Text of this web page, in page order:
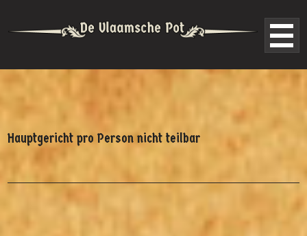
Hauptgericht pro Person nicht teilbar